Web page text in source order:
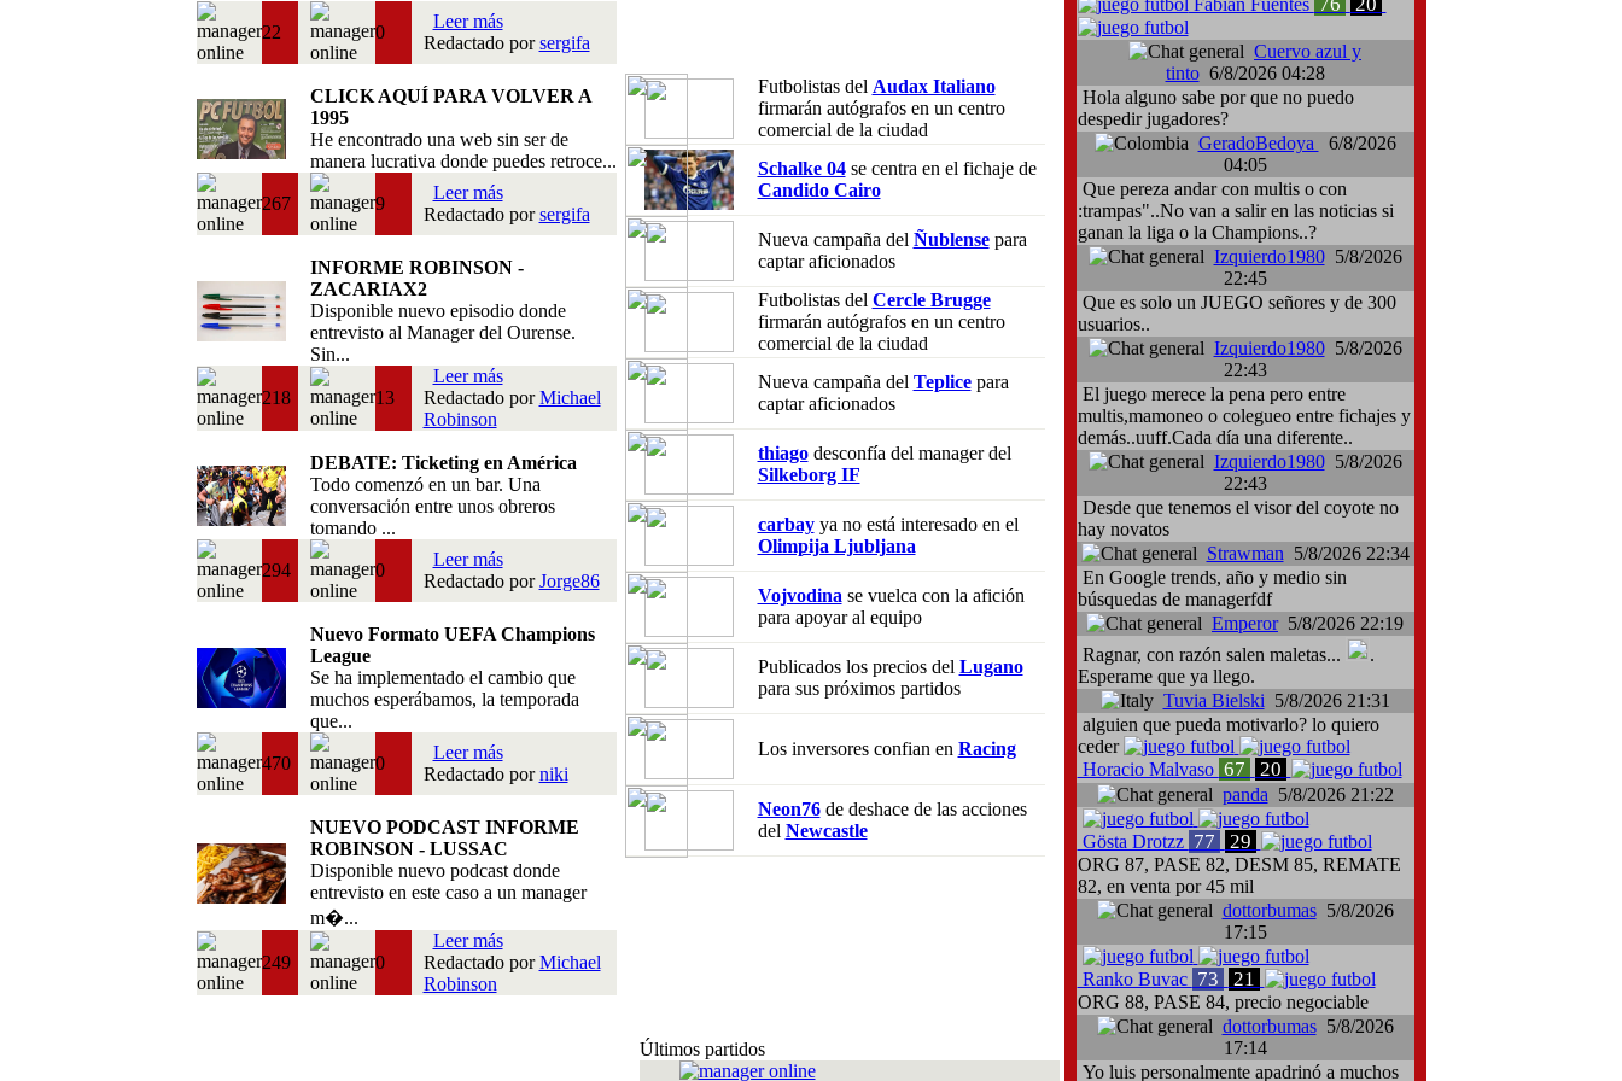
22 0
Leer más
Redactado porsergifa
CLICK AQUÍ PARA VOLVER A
1995
He encontrado una web sin ser de
manera lucrativa donde puedes retroce...
267 9
Leer más
Redactado porsergifa
INFORME ROBINSON -
ZACARIAX2
Disponible nuevo episodio donde
entrevisto al Manager del Ourense.
Sin...
218 13
Leer más
Redactado porMichael
Robinson
DEBATE: Ticketing en América
Todo comenzó en un bar. Una
conversación entre unos obreros
tomando ...
294 0
Leer más
Redactado porJorge86
Nuevo Formato UEFA Champions
League
Se ha implementado el cambio que
muchos esperábamos, la temporada
que...
470 0
Leer más
Redactado porniki
NUEVO PODCAST INFORME
ROBINSON - LUSSAC
Disponible nuevo podcast donde
entrevisto en este caso a un manager
m�...
249 0
Leer más
Redactado porMichael
Robinson
Futbolistas del Audax Italiano
firmarán autógrafos en un centro
comercial de la ciudad
Schalke 04se centra en el fichaje de
Candido Cairo
Nueva campaña del Ñublensepara
captar aficionados
Futbolistas del Cercle Brugge
firmarán autógrafos en un centro
comercial de la ciudad
Nueva campaña del Teplicepara
captar aficionados
thiagodesconfía del manager del
Silkeborg IF
carbayya no está interesado en el
Olimpija Ljubljana
Vojvodina se vuelca con la afición
para apoyar al equipo
Publicados los precios del Lugano
para sus próximos partidos
Los inversores confian en Racing
Neon76de deshace de las acciones
del Newcastle
Últimos partidos
Fabian Fuentes
Cuervo azul y
tinto6/8/2026 04:28
Hola alguno sabe por que no puedo
despedir jugadores?
GeradoBedoya
6/8/2026
04:05
Que pereza andar con multis o con
:trampas"..No van a salir en las noticias si
ganan la liga o la Champions..?
Izquierdo19805/8/2026
22:45
Que es solo un JUEGO señores y de 300
usuarios..
Izquierdo19805/8/2026
22:43
El juego merece la pena pero entre
multis,mamoneo o colegueo entre fichajes y
demás..uuff.Cada día una diferente..
Izquierdo19805/8/2026
22:43
Desde que tenemos el visor del coyote no
hay novatos
Strawman 5/8/2026 22:34
En Google trends, año y medio sin
búsquedas de managerfdf
Emperor5/8/2026 22:19
Ragnar, con razón salen maletas...
.
Esperame que ya llego.
Tuvia Bielski 5/8/2026 21:31
alguien que pueda motivarlo? lo quiero
ceder
Horacio Malvaso 67 20
panda 5/8/2026 21:22
Gösta Drotzz 77 29
ORG 87, PASE 82, DESM 85, REMATE
82, en venta por 45 mil
dottorbumas5/8/2026
17:15
Ranko Buvac 73 21
ORG 88, PASE 84, precio negociable
dottorbumas5/8/2026
17:14
Yo luis personalmente apadrinó a muchos